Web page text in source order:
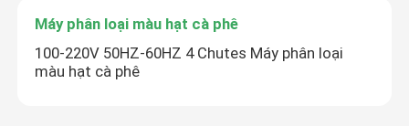
Máy phân loại màu hạt cà phê
100-220V 50HZ-60HZ 4 Chutes Máy phân loại
màu hạt cà phê